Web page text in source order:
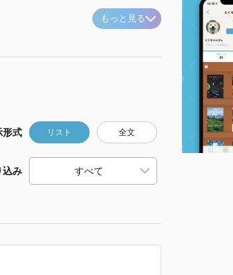
もっと見る
形式 リスト 全文
込み